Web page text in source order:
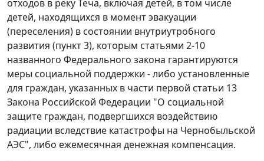
отходов в реку Теча, включая детей, в том числе
детей, находящихся в момент эвакуации
(переселения) в состоянии внутриутробного
развития (пункт 3), которым статьями 2-10
названного Федерального закона гарантируются
меры социальной поддержки - либо установленные
для граждан, указанных в части первой статьи 13
Закона Российской Федерации "О социальной
защите граждан, подвергшихся воздействию
радиации вследствие катастрофы на Чернобыльской
АЭС", либо ежемесячная денежная компенсация.